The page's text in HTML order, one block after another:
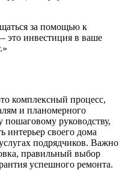
за помощью к
это инвестиция в ваше
комплексный процесс,
и планомерного
руководству,
интерьер своего дома
подрядчиков. Важно
правильный выбор
успешного ремонта.